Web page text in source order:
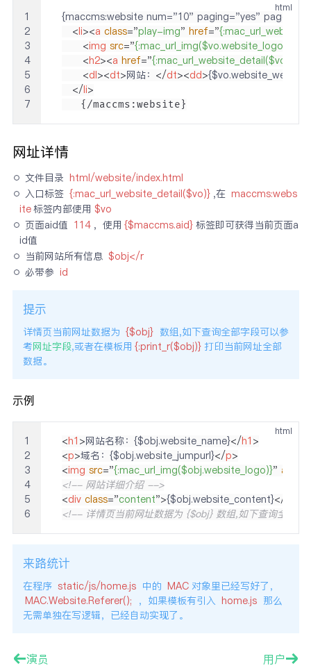
<li><a class="play-img" href="
<img src="{:mac_url_img($vo.website_logo)}
<h2><a href="{:mac_url_website_detail($vo)}
<dl><dt>网站： </dt><dd>{$vo.website_website}
</li>
   {/maccms:website}
1
2
3
4
5
6
7
html
网址详情
文件目录 html/website/index.html
入口标签 {:mac_url_website_detail($vo)} ,在 maccms:webs
ite标签内部使用 $vo
页面aid值 114 ，使用 {$maccms.aid} 标签即可获得当前页面a
id值
当前网站所有信息 $obj</r
必带参 id
提示
详情页当前网址数据为 {$obj} 数组,如下查询全部字段可以参
考网址字段,或者在模板用 {:print_r($obj)} 打印当前网址全部
数据。
示例
<h1 >网站名称：{$obj.website_name}</h1 >
<p>域名：{$obj.website_jumpurl}</p>
<img src="{:mac_url_img($obj.website_logo)}" alt
<!-- 网站详细介绍 -->
<div class="content">{$obj.website_content}</
<!-- 详情页当前网址数据为 {$obj} 数组,如下查询全部
1
2
3
4
5
6
html
来路统计
在程序 static/js/home.js 中的 MAC 对象里已经写好了，
MAC.Website.Referer(); ，如果模板有引入 home.js 那么
无需单独在写逻辑，已经自动实现了。
演员 用户